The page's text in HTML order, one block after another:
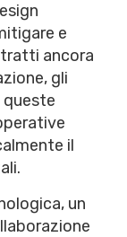
e
tratti ancora
gli
il
un